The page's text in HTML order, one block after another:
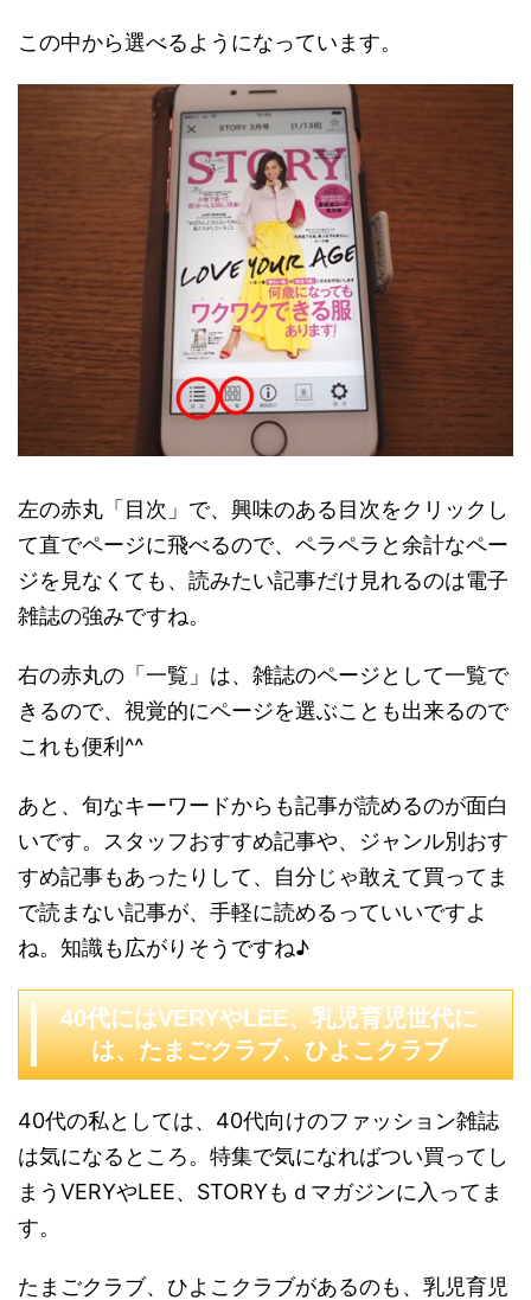
この中から選べるようになっています。
左の赤丸「目次」で、興味のある目次をクリックし
て直でページに飛べるので、ペラペラと余計なペー
ジを見なくても、読みたい記事だけ見れるのは電子
雑誌の強みですね。
右の赤丸の「一覧」は、雑誌のページとして一覧で
きるので、視覚的にページを選ぶことも出来るので
これも便利^^
あと、旬なキーワードからも記事が読めるのが面白
いです。スタッフおすすめ記事や、ジャンル別おす
すめ記事もあったりして、自分じゃ敢えて買ってま
で読まない記事が、手軽に読めるっていいですよ
ね。知識も広がりそうですね♪
40代にはVERYやLEE、乳児育児世代に
は、たまごクラブ、ひよこクラブ
40代の私としては、40代向けのファッション雑誌
は気になるところ。特集で気になればつい買ってし
まうVERYやLEE、STORYもｄマガジンに入ってま
す。
たまごクラブ、ひよこクラブがあるのも、乳児育児